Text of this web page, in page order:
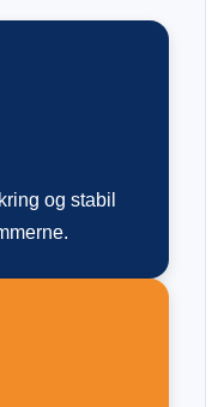
og stabil